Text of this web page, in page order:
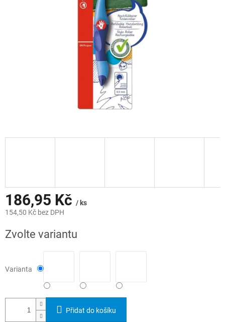
186,95 Kč / ks
154,50 Kč bez DPH
cena:
Zvolte variantu
Varianta
Přidat do košíku